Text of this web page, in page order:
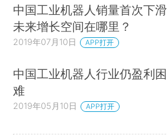
中国工业机器人销量首次下滑
未来增长空间在哪里？
2019年07月10日 APP打开
中国工业机器人行业仍盈利困
难
2019年05月10日 APP打开